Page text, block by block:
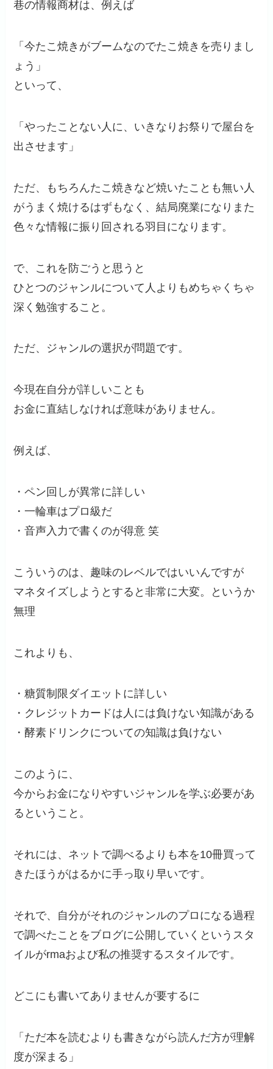
巷の情報商材は、例えば
「今たこ焼きがブームなのでたこ焼きを売りまし
ょう」
といって、
「やったことない人に、いきなりお祭りで屋台を
出させます」
ただ、もちろんたこ焼きなど焼いたことも無い人
がうまく焼けるはずもなく、結局廃業になりまた
色々な情報に振り回される羽目になります。
で、これを防ごうと思うと
ひとつのジャンルについて人よりもめちゃくちゃ
深く勉強すること。
ただ、ジャンルの選択が問題です。
今現在自分が詳しいことも
お金に直結しなければ意味がありません。
例えば、
・ペン回しが異常に詳しい
・一輪車はプロ級だ
・音声入力で書くのが得意 笑
こういうのは、趣味のレベルではいいんですが
マネタイズしようとすると非常に大変。というか
無理
これよりも、
・糖質制限ダイエットに詳しい
・クレジットカードは人には負けない知識がある
・酵素ドリンクについての知識は負けない
このように、
今からお金になりやすいジャンルを学ぶ必要があ
るということ。
それには、ネットで調べるよりも本を10冊買って
きたほうがはるかに手っ取り早いです。
それで、自分がそれのジャンルのプロになる過程
で調べたことをブログに公開していくというスタ
イルがrmaおよび私の推奨するスタイルです。
どこにも書いてありませんが要するに
「ただ本を読むよりも書きながら読んだ方が理解
度が深まる」